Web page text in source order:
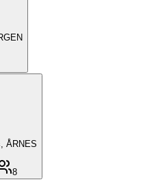
ÅRNES
8